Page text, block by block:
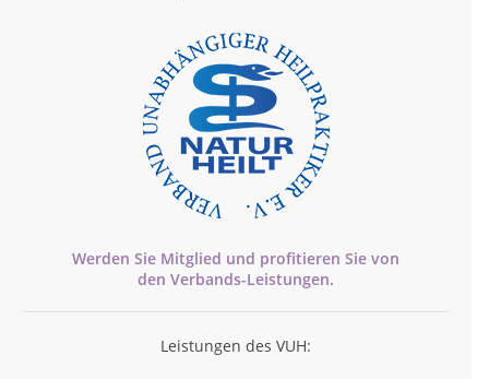
Werden Sie Mitglied und profitieren Sie von
den Verbands-Leistungen.
Leistungen des VUH: